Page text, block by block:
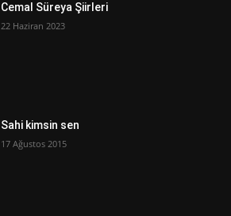
Cemal Süreya Şiirleri
22 Haziran 2023
Sahi kimsin sen
17 Ağustos 2015